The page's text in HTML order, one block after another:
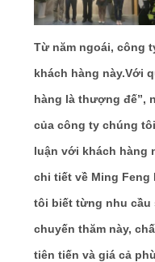
LIÊN
CHÚNG
TÔI
YÊU
CẦU
BÁO
GIÁ
Từ năm ngoái, công
khách hàng này.Với
hàng là thượng đế”,
của công ty chúng
luận với khách hàng
chi tiết về Ming
tôi biết từng nhu cầu
chuyến thăm này,
tiên tiến và giá cả